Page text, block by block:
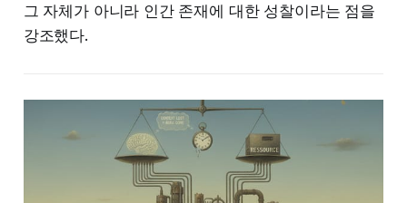
그 자체가 아니라 인간 존재에 대한 성찰이라는 점을
강조했다.